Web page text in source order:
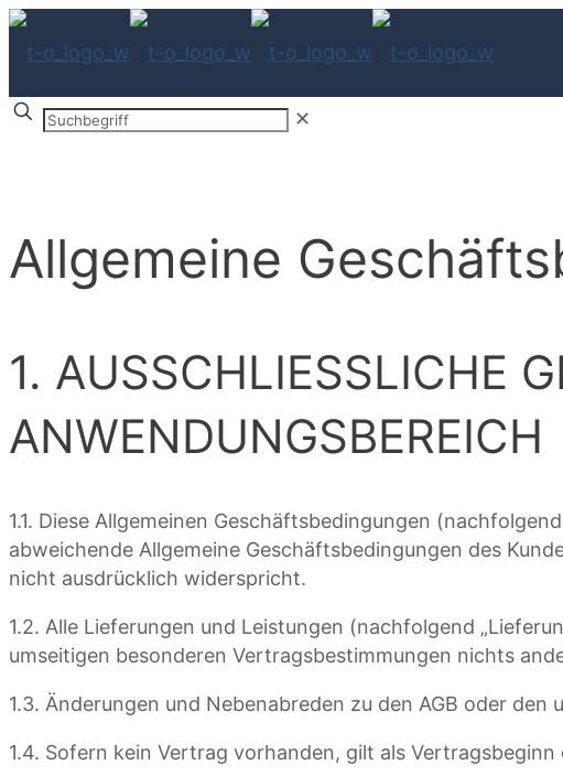
Suchbegriff ✕
Allgemeine
1. AUSSCHLIESSLICHE
ANWENDUNGSBEREICH
1.1. Diese Allgemeinen Geschäftsbedingungen
abweichende Allgemeine Geschäftsbedingungen des
nicht ausdrücklich widerspricht.
1.2. Alle Lieferungen und Leistungen (nachfolgend
umseitigen besonderen Vertragsbestimmungen nichts
1.3. Änderungen und Nebenabreden zu den AGB oder
1.4. Sofern kein Vertrag vorhanden, gilt als